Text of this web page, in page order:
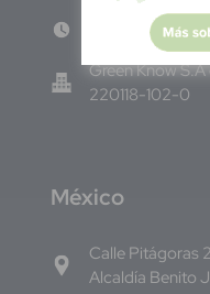
Lun - Vie
Green Know
220118-102-0
México
Calle Pitágoras
Alcaldía Benito